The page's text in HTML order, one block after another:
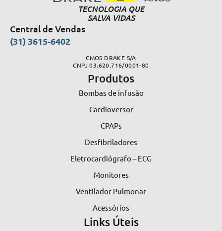
TECNOLOGIA QUE
SALVA VIDAS
Central de Vendas
(31) 3615-6402
CMOS DRAKE S/A
CNPJ 03.620.716/0001-80
Produtos
Bombas de infusão
Cardioversor
CPAPs
Desfibriladores
Eletrocardiógrafo – ECG
Monitores
Ventilador Pulmonar
Acessórios
Links Úteis